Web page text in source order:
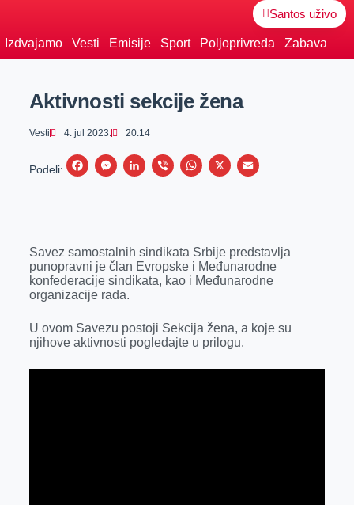
Santos uživo
Izdvajamo Vesti Emisije Sport Poljoprivreda Zabava
Aktivnosti sekcije žena
Vesti 4. jul 2023. 20:14
Podeli:
F
b
o
o
M
e
n
g
r
L
e
d
V
r
W
s
A
p
X
E
l
Savez samostalnih sindikata Srbije predstavlja
punopravni je član Evropske i Međunarodne
konfederacije sindikata, kao i Međunarodne
organizacije rada.
U ovom Savezu postoji Sekcija žena, a koje su
njihove aktivnosti pogledajte u prilogu.